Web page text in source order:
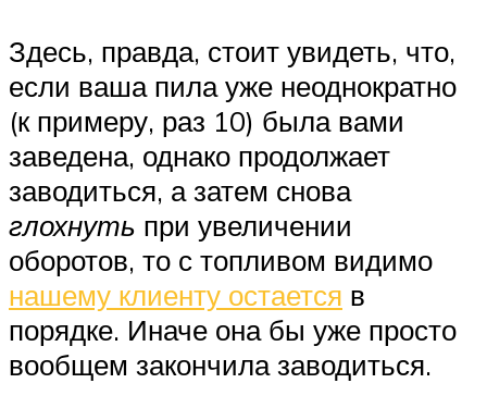
Здесь, правда, стоит увидеть, что,
если ваша пила уже неоднократно
(к примеру, раз 10) была вами
заведена, однако продолжает
заводиться, а затем снова
глохнуть при увеличении
оборотов, то с топливом видимо
нашему клиенту остается в
порядке. Иначе она бы уже просто
вообщем закончила заводиться.